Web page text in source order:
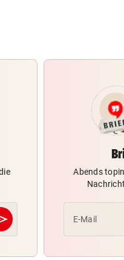
Abschicken
Abends
E-Mail